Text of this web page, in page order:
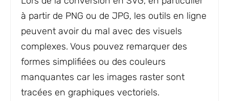
à partir de PNG ou de JPG, les outils en ligne
peuvent avoir du mal avec des visuels
complexes. Vous pouvez remarquer des
formes simplifiées ou des couleurs
manquantes car les images raster sont
tracées en graphiques vectoriels.